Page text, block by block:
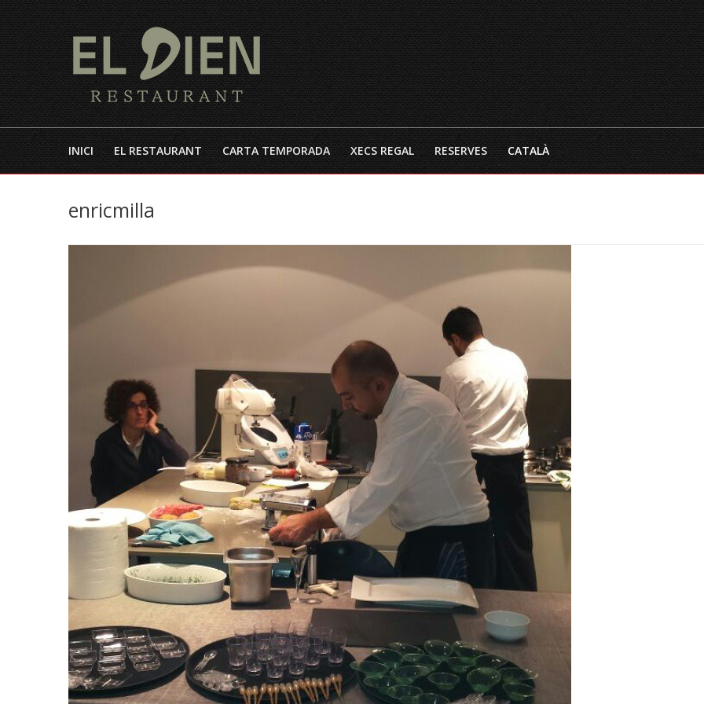
INICI EL RESTAURANT CARTA TEMPORADA XECS REGAL RESERVES CATALÀ
enricmilla
INICI EL RESTAURANT CARTA